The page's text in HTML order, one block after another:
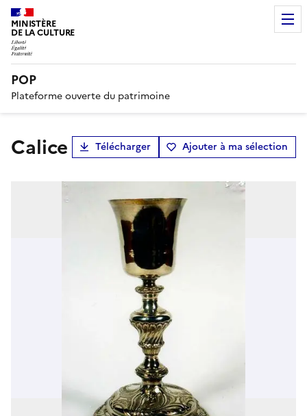
MINISTÈRE
DE LA CULTURE
POP
Plateforme ouverte du patrimoine
calice Télécharger Ajouter à ma sélection